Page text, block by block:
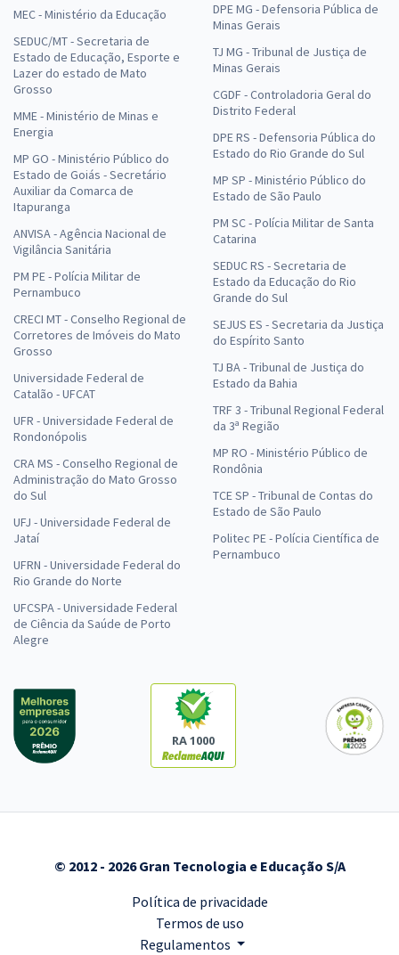
MEC - Ministério da Educação
SEDUC/MT - Secretaria de
Estado de Educação, Esporte e
Lazer do estado de Mato
Grosso
MME - Ministério de Minas e
Energia
MP GO - Ministério Público do
Estado de Goiás - Secretário
Auxiliar da Comarca de
Itapuranga
ANVISA - Agência Nacional de
Vigilância Sanitária
PM PE - Polícia Militar de
Pernambuco
CRECI MT - Conselho Regional de
Corretores de Imóveis do Mato
Grosso
Universidade Federal de
Catalão - UFCAT
UFR - Universidade Federal de
Rondonópolis
CRA MS - Conselho Regional de
Administração do Mato Grosso
do Sul
UFJ - Universidade Federal de
Jataí
UFRN - Universidade Federal do
Rio Grande do Norte
UFCSPA - Universidade Federal
de Ciência da Saúde de Porto
Alegre
DPE MG - Defensoria Pública de
Minas Gerais
TJ MG - Tribunal de Justiça de
Minas Gerais
CGDF - Controladoria Geral do
Distrito Federal
DPE RS - Defensoria Pública do
Estado do Rio Grande do Sul
MP SP - Ministério Público do
Estado de São Paulo
PM SC - Polícia Militar de Santa
Catarina
SEDUC RS - Secretaria de
Estado da Educação do Rio
Grande do Sul
SEJUS ES - Secretaria da Justiça
do Espírito Santo
TJ BA - Tribunal de Justiça do
Estado da Bahia
TRF 3 - Tribunal Regional Federal
da 3ª Região
MP RO - Ministério Público de
Rondônia
TCE SP - Tribunal de Contas do
Estado de São Paulo
Politec PE - Polícia Científica de
Pernambuco
RA 1000
© 2012 - 2026 Gran Tecnologia e Educação S/A
Política de privacidade
Termos de uso
Regulamentos